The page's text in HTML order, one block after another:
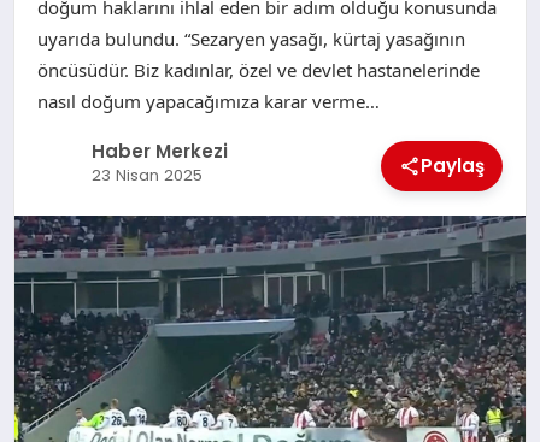
doğum haklarını ihlal eden bir adım olduğu konusunda
uyarıda bulundu. “Sezaryen yasağı, kürtaj yasağının
öncüsüdür. Biz kadınlar, özel ve devlet hastanelerinde
nasıl doğum yapacağımıza karar verme…
Haber Merkezi
23 Nisan 2025 Paylaş